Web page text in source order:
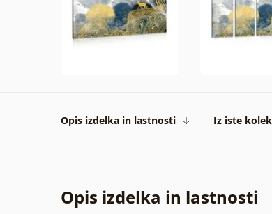
Opis izdelka in lastnosti Iz iste
Opis izdelka in lastnosti